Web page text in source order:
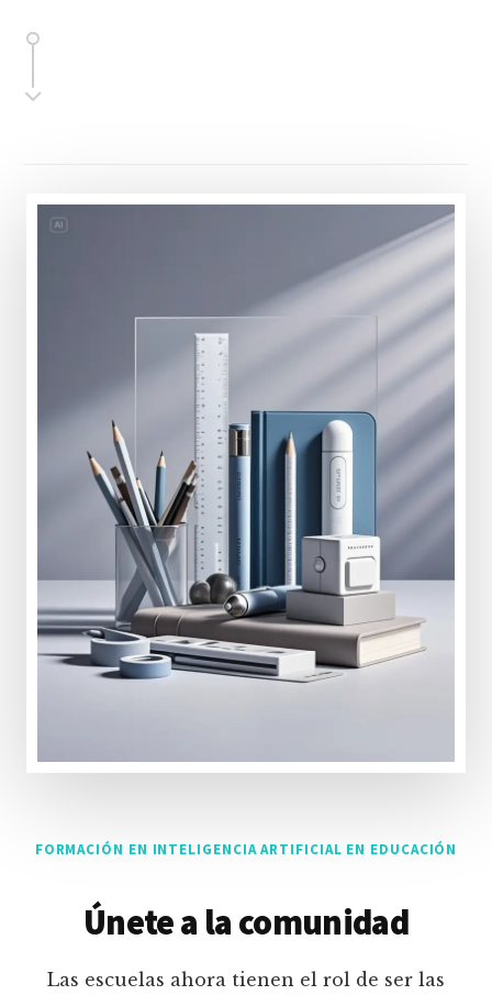
FORMACIÓN EN INTELIGENCIA ARTIFICIAL EN EDUCACIÓN
Únete a la comunidad
Las escuelas ahora tienen el rol de ser las